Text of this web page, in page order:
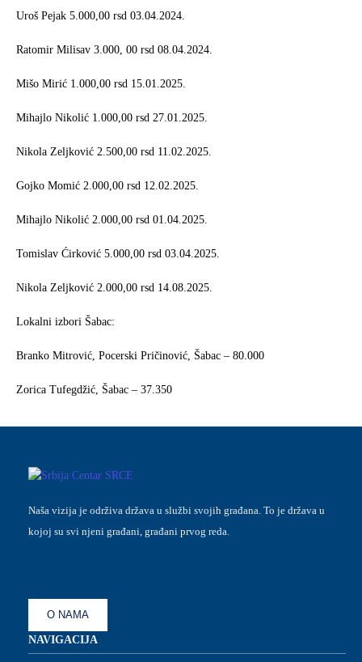
Uroš Pejak 5.000,00 rsd 03.04.2024.
Ratomir Milisav 3.000, 00 rsd 08.04.2024.
Mišo Mirić 1.000,00 rsd 15.01.2025.
Mihajlo Nikolić 1.000,00 rsd 27.01.2025.
Nikola Zeljković 2.500,00 rsd 11.02.2025.
Gojko Momić 2.000,00 rsd 12.02.2025.
Mihajlo Nikolić 2.000,00 rsd 01.04.2025.
Tomislav Ćirković 5.000,00 rsd 03.04.2025.
Nikola Zeljković 2.000,00 rsd 14.08.2025.
Lokalni izbori Šabac:
Branko Mitrović, Pocerski Pričinović, Šabac – 80.000
Zorica Tufegdžić, Šabac – 37.350
Naša vizija je održiva država u službi svojih građana. To je država u
kojoj su svi njeni građani, građani prvog reda.
O NAMA
NAVIGACIJA